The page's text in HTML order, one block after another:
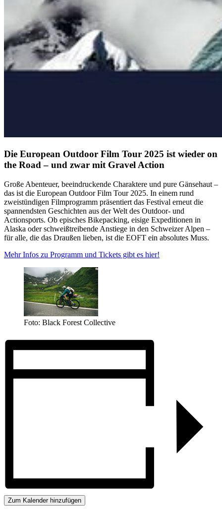
Die European Outdoor Film Tour 2025 ist wieder on
the Road – und zwar mit Gravel Action
Große Abenteuer, beeindruckende Charaktere und pure Gänsehaut –
das ist die European Outdoor Film Tour 2025. In einem rund
zweistündigen Filmprogramm präsentiert das Festival erneut die
spannendsten Geschichten aus der Welt des Outdoor- und
Actionsports. Ob episches Bikepacking, eisige Expeditionen in
Alaska oder schweißtreibende Anstiege in den Schweizer Alpen –
für alle, die das Draußen lieben, ist die EOFT ein absolutes Muss.
Mehr Infos zu Programm und Tickets gibt es hier!
Foto: Black Forest Collective
Zum Kalender hinzufügen